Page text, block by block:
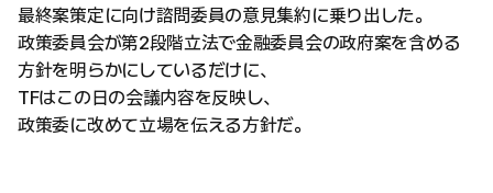
最終案策定に向け諮問委員の意見集約に乗り出した。
政策委員会が第2段階立法で金融委員会の政府案を含める
方針を明らかにしているだけに、
TFはこの日の会議内容を反映し、
政策委に改めて立場を伝える方針だ。